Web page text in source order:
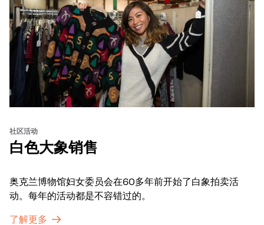
社区活动
白色大象销售
奥克兰博物馆妇女委员会在60多年前开始了白象拍卖活
动。每年的活动都是不容错过的。
了解更多